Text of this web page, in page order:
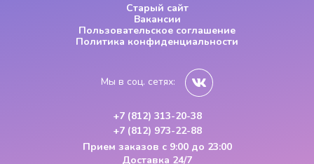
Старый сайт
Вакансии
Пользовательское соглашение
Политика конфиденциальности
Мы в соц. сетях:
+7 (812) 313-20-38
+7 (812) 973-22-88
Прием заказов с 9:00 до 23:00
Доставка 24/7